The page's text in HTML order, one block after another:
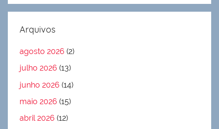
Arquivos
agosto 2026 (2)
julho 2026 (13)
junho 2026 (14)
maio 2026 (15)
abril 2026 (12)